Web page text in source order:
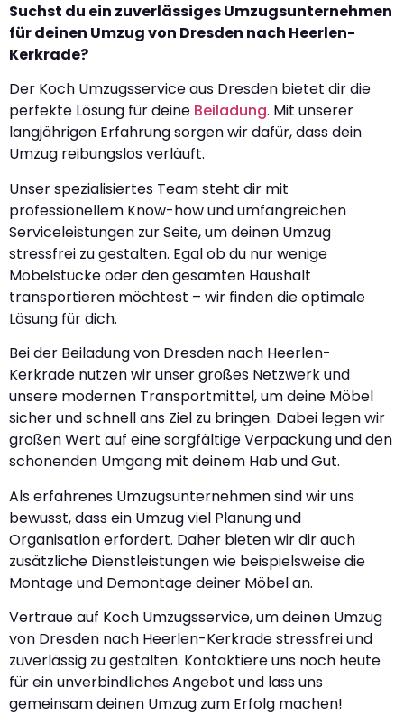
Suchst du ein zuverlässiges Umzugsunternehmen
für deinen Umzug von Dresden nach Heerlen-
Kerkrade?
Der Koch Umzugsservice aus Dresden bietet dir die
perfekte Lösung für deine Beiladung. Mit unserer
langjährigen Erfahrung sorgen wir dafür, dass dein
Umzug reibungslos verläuft.
Unser spezialisiertes Team steht dir mit
professionellem Know-how und umfangreichen
Serviceleistungen zur Seite, um deinen Umzug
stressfrei zu gestalten. Egal ob du nur wenige
Möbelstücke oder den gesamten Haushalt
transportieren möchtest – wir finden die optimale
Lösung für dich.
Bei der Beiladung von Dresden nach Heerlen-
Kerkrade nutzen wir unser großes Netzwerk und
unsere modernen Transportmittel, um deine Möbel
sicher und schnell ans Ziel zu bringen. Dabei legen wir
großen Wert auf eine sorgfältige Verpackung und den
schonenden Umgang mit deinem Hab und Gut.
Als erfahrenes Umzugsunternehmen sind wir uns
bewusst, dass ein Umzug viel Planung und
Organisation erfordert. Daher bieten wir dir auch
zusätzliche Dienstleistungen wie beispielsweise die
Montage und Demontage deiner Möbel an.
Vertraue auf Koch Umzugsservice, um deinen Umzug
von Dresden nach Heerlen-Kerkrade stressfrei und
zuverlässig zu gestalten. Kontaktiere uns noch heute
für ein unverbindliches Angebot und lass uns
gemeinsam deinen Umzug zum Erfolg machen!